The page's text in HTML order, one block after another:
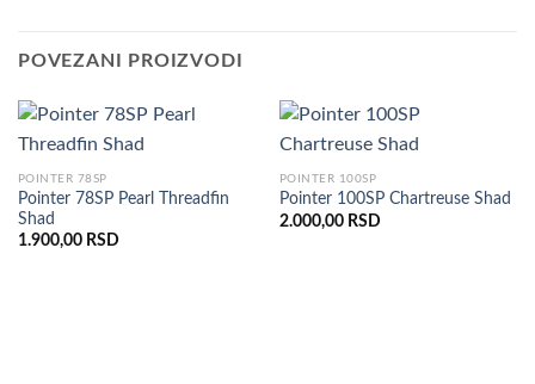
POVEZANI PROIZVODI
POINTER 78SP
Pointer 78SP Pearl Threadfin
Shad
1.900,00 RSD
POINTER 100SP
Pointer 100SP Chartreuse Shad
2.000,00 RSD